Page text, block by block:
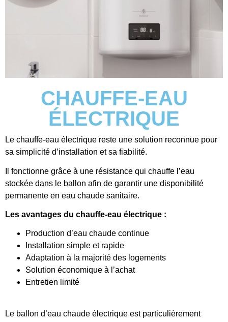
CHAUFFE-EAU
ÉLECTRIQUE
Le chauffe-eau électrique reste une solution reconnue pour
sa simplicité d’installation et sa fiabilité.
Il fonctionne grâce à une résistance qui chauffe l’eau
stockée dans le ballon afin de garantir une disponibilité
permanente en eau chaude sanitaire.
Les avantages du chauffe-eau électrique :
Production d’eau chaude continue
Installation simple et rapide
Adaptation à la majorité des logements
Solution économique à l’achat
Entretien limité
Le ballon d’eau chaude électrique est particulièrement